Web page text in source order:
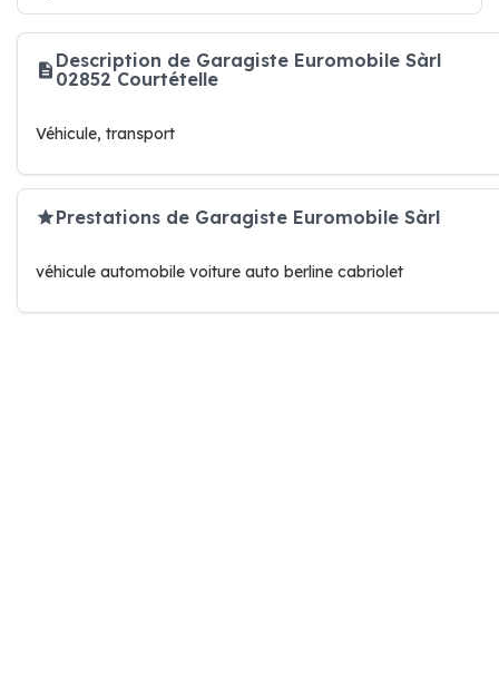
Description de Garagiste Euromobile Sàrl
02852 Courtételle
Véhicule, transport
Prestations de Garagiste Euromobile Sàrl
véhicule automobile voiture auto berline cabriolet